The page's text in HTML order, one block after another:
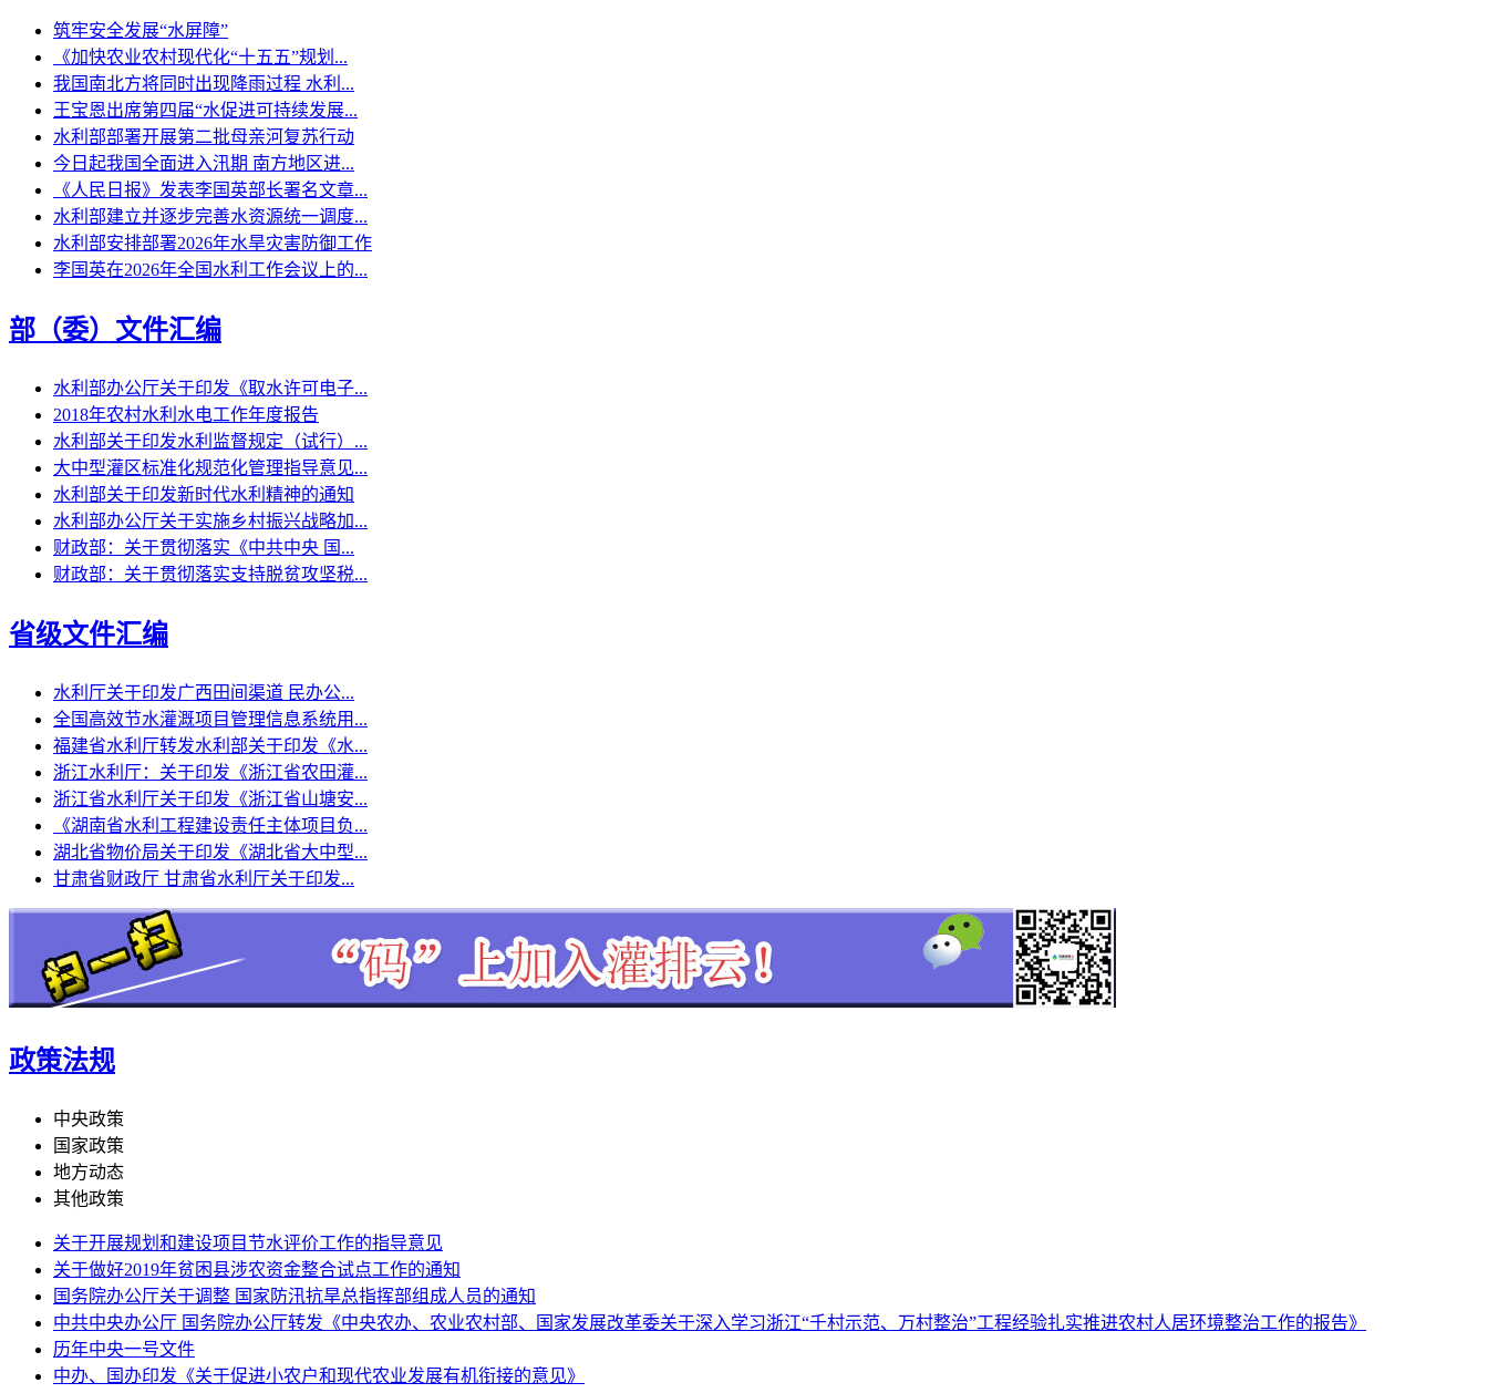
筑牢安全发展“水屏障”
《加快农业农村现代化“十五五”规划...
我国南北方将同时出现降雨过程 水利...
王宝恩出席第四届“水促进可持续发展...
水利部部署开展第二批母亲河复苏行动
今日起我国全面进入汛期 南方地区进...
《人民日报》发表李国英部长署名文章...
水利部建立并逐步完善水资源统一调度...
水利部安排部署2026年水旱灾害防御工作
李国英在2026年全国水利工作会议上的...
部（委）文件汇编
水利部办公厅关于印发《取水许可电子...
2018年农村水利水电工作年度报告
水利部关于印发水利监督规定（试行）...
大中型灌区标准化规范化管理指导意见...
水利部关于印发新时代水利精神的通知
水利部办公厅关于实施乡村振兴战略加...
财政部：关于贯彻落实《中共中央 国...
财政部：关于贯彻落实支持脱贫攻坚税...
省级文件汇编
水利厅关于印发广西田间渠道 民办公...
全国高效节水灌溉项目管理信息系统用...
福建省水利厅转发水利部关于印发《水...
浙江水利厅：关于印发《浙江省农田灌...
浙江省水利厅关于印发《浙江省山塘安...
《湖南省水利工程建设责任主体项目负...
湖北省物价局关于印发《湖北省大中型...
甘肃省财政厅 甘肃省水利厅关于印发...
政策法规
中央政策
国家政策
地方动态
其他政策
关于开展规划和建设项目节水评价工作的指导意见
关于做好2019年贫困县涉农资金整合试点工作的通知
国务院办公厅关于调整 国家防汛抗旱总指挥部组成人员的通知
中共中央办公厅 国务院办公厅转发《中央农办、农业农村部、国家发展改革委关于深入学习浙江“千村示范、万村整治”工程经验扎实推进农村人居环境整治工作的报告》
历年中央一号文件
中办、国办印发《关于促进小农户和现代农业发展有机衔接的意见》